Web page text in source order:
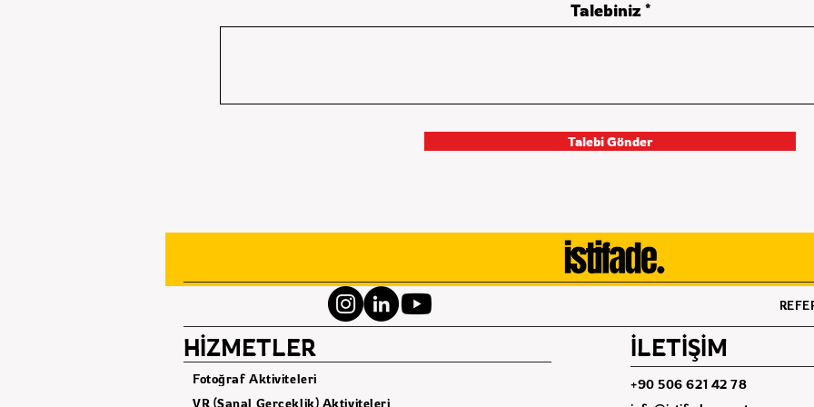
Talebiniz
Talebi Gönder
HİZMETLER
Fotoğraf Aktiviteleri
VR (Sanal Gerçeklik) Aktiviteleri
İLETİŞİM
+90 506 621 42 78